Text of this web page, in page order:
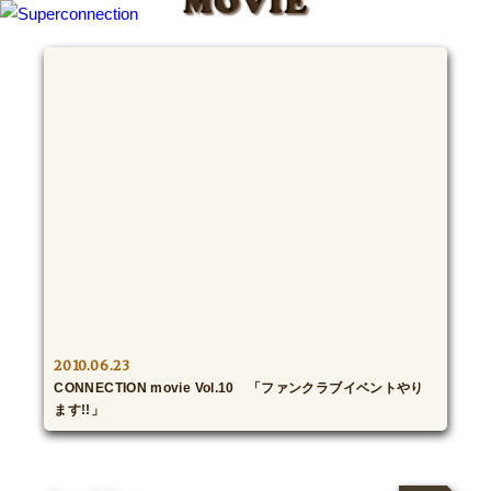
2010.06.23
CONNECTION movie Vol.10 「ファンクラブイベントやり
ます!!」
We Spy!
SPECIAL